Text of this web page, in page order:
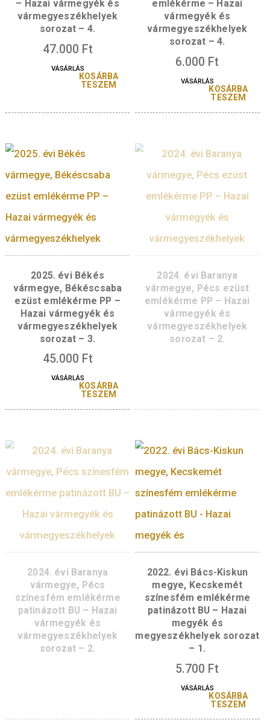
VÁSÁRLÁS
A sorozat további tagjai
2026. évi Borsod-Abaúj-
Zemplén vármegye,
Miskolc ezüst emlékérme
vármegyeszékhelyek
sorozat – 4.
47.000Ft
VÁSÁRLÁS
KOSÁRBA
TESZEM
2026. évi Borsod-
Zemplén
Miskolc
vármegyék és
sorozat – 4.
6.000Ft
2025. évi Békés
vármegye, Békéscsaba
ezüst emlékérme PP –
Hazai vármegyék és
vármegyeszékhelyek
sorozat – 3.
2024. évi Baranya
vármegye, Pécs
emlékérme PP –
vármegyék és
sorozat – 2.